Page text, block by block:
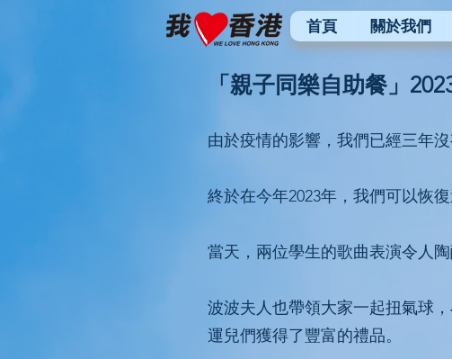
首頁 關於我們
「親子同樂自助餐」
由於疫情的影響，我們已經三年
終於在今年2023年，我們可以恢
當天，兩位學生的歌曲表演令人
波波夫人也帶領大家一起扭氣球
運兒們獲得了豐富的禮品。